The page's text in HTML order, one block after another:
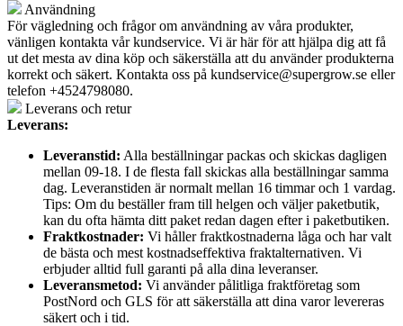
Användning
För vägledning och frågor om användning av våra produkter,
vänligen kontakta vår kundservice. Vi är här för att hjälpa dig att få
ut det mesta av dina köp och säkerställa att du använder produkterna
korrekt och säkert. Kontakta oss på kundservice@supergrow.se eller
telefon +4524798080.
Leverans och retur
Leverans:
Leveranstid: Alla beställningar packas och skickas dagligen
mellan 09-18. I de flesta fall skickas alla beställningar samma
dag. Leveranstiden är normalt mellan 16 timmar och 1 vardag.
Tips: Om du beställer fram till helgen och väljer paketbutik,
kan du ofta hämta ditt paket redan dagen efter i paketbutiken.
Fraktkostnader: Vi håller fraktkostnaderna låga och har valt
de bästa och mest kostnadseffektiva fraktalternativen. Vi
erbjuder alltid full garanti på alla dina leveranser.
Leveransmetod: Vi använder pålitliga fraktföretag som
PostNord och GLS för att säkerställa att dina varor levereras
säkert och i tid.